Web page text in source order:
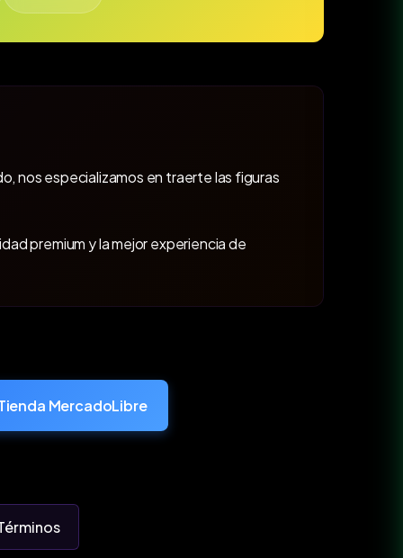
nos especializamos en traerte las figuras
premium y la mejor experiencia de
MercadoLibre